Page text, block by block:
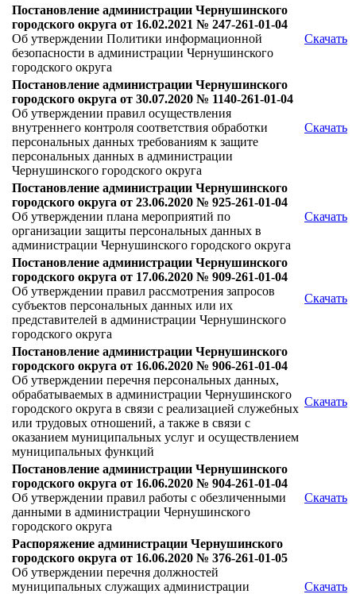
Постановление администрации Чернушинского
городского округа от 16.02.2021 № 247-261-01-04
Об утверждении Политики информационной
безопасности в администрации Чернушинского
городского округа
Скачать
Постановление администрации Чернушинского
городского округа от 30.07.2020 № 1140-261-01-04
Об утверждении правил осуществления
внутреннего контроля соответствия обработки
персональных данных требованиям к защите
персональных данных в администрации
Чернушинского городского округа
Скачать
Постановление администрации Чернушинского
городского округа от 23.06.2020 № 925-261-01-04
Об утверждении плана мероприятий по
организации защиты персональных данных в
администрации Чернушинского городского округа
Скачать
Постановление администрации Чернушинского
городского округа от 17.06.2020 № 909-261-01-04
Об утверждении правил рассмотрения запросов
субъектов персональных данных или их
представителей в администрации Чернушинского
городского округа
Скачать
Постановление администрации Чернушинского
городского округа от 16.06.2020 № 906-261-01-04
Об утверждении перечня персональных данных,
обрабатываемых в администрации Чернушинского
городского округа в связи с реализацией служебных
или трудовых отношений, а также в связи с
оказанием муниципальных услуг и осуществлением
муниципальных функций
Скачать
Постановление администрации Чернушинского
городского округа от 16.06.2020 № 904-261-01-04
Об утверждении правил работы с обезличенными
данными в администрации Чернушинского
городского округа
Скачать
Распоряжение администрации Чернушинского
городского округа от 16.06.2020 № 376-261-01-05
Об утверждении перечня должностей
муниципальных служащих администрации
Скачать